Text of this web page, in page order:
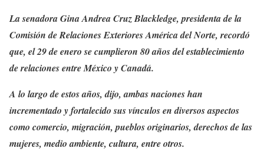
La senadora Gina Andrea Cruz Blackledge, presidenta de la
Comisión de Relaciones Exteriores América del Norte, recordó
que, el 29 de enero se cumplieron 80 años del establecimiento
de relaciones entre México y Canadá.
A lo largo de estos años, dijo, ambas naciones han
incrementado y fortalecido sus vínculos en diversos aspectos
como comercio, migración, pueblos originarios, derechos de las
mujeres, medio ambiente, cultura, entre otros.